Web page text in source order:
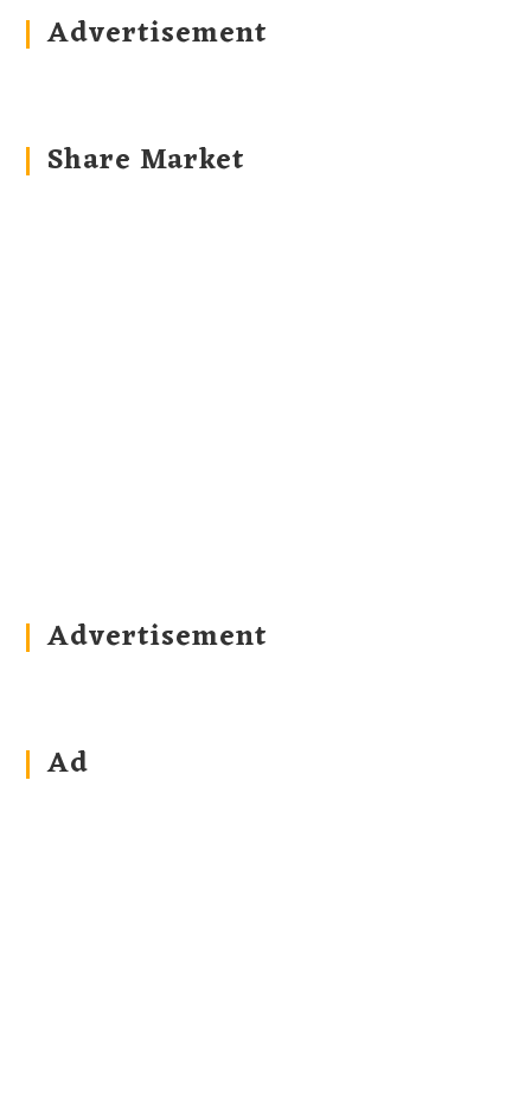
Advertisement
Share Market
Advertisement
Ad